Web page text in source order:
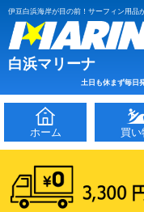
伊豆白浜海岸が目の前！サーフィン用品
白浜マリーナ
土日も休まず毎日
ホーム 買い